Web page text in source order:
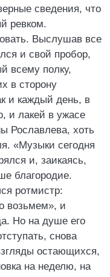
сведения, что
ревком.
Выслушав все
и свой пробор,
всему полку,
в сторону
и каждый день, в
и лакей в ужасе
Рославлева, хоть
«Музыки сегодня
и, заикаясь,
благородие.
ротмистр:
возьмем», и
Но на душе его
снова
остающихся,
на неделю, на